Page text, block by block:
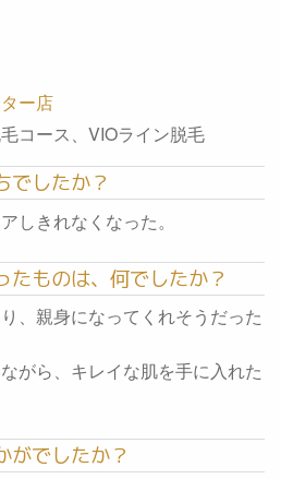
ー店
コース、VIOライン脱毛
でしたか？
しきれなくなった。
たものは、何でしたか？
、親身になってくれそうだった
がら、キレイな肌を手に入れた
がでしたか？